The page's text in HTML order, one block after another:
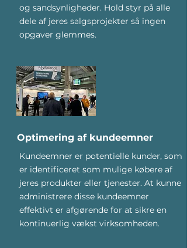
og sandsynligheder. Hold styr på alle
dele af jeres salgsprojekter så ingen
opgaver glemmes.
Optimering af kundeemner
Kundeemner er potentielle kunder, som
er identificeret som mulige købere af
jeres produkter eller tjenester. At kunne
administrere disse kundeemner
effektivt er afgørende for at sikre en
kontinuerlig vækst virksomheden.